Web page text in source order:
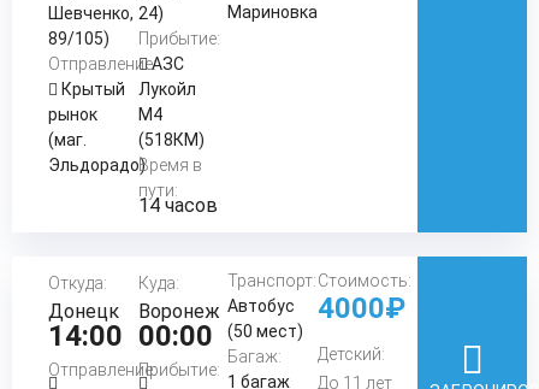
Шевченко,
89/105)
Отправление:
Крытый
рынок
(маг.
Эльдорадо)
24)
Прибытие:
АЗС
Лукойл
М4
(518КМ)
Время в
пути:
14 часов
Мариновка
Откуда:
Донецк
14:00
Отправление:
Куда:
Воронеж
00:00
Прибытие:
Транспорт:
Автобус
(50 мест)
Багаж:
1 багаж
Стоимость:
4000₽
Детский:
До 11 лет